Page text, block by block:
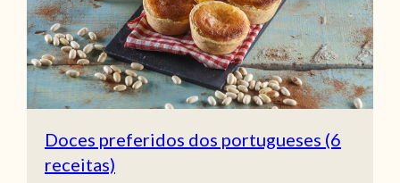
Doces preferidos dos portugueses (6
receitas)